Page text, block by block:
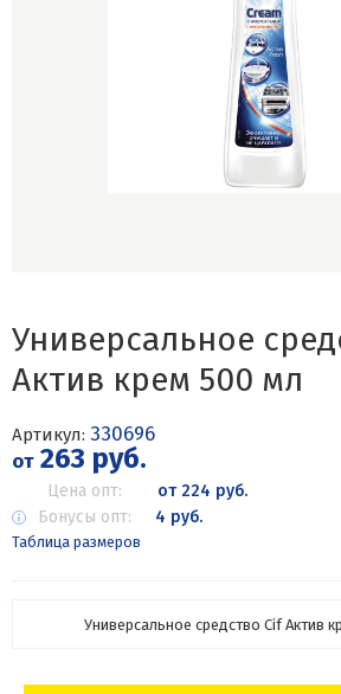
Универсальное
Актив крем 500 мл
Артикул: 330696
от263 руб.
Цена опт:
от 224 руб.
Бонусы опт:
4 руб.
Таблица размеров
Универсальное средство Cif Актив